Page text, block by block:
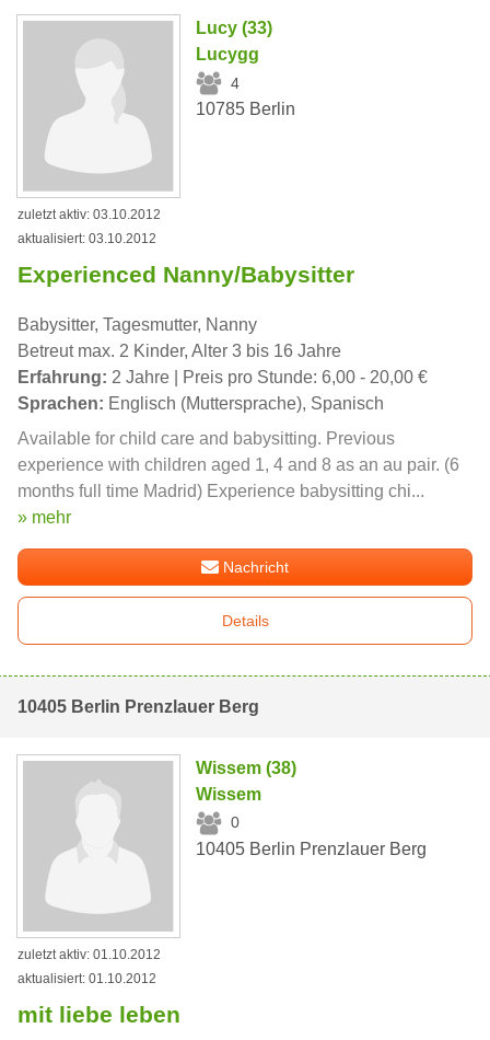
Lucy (33)
Lucygg
4
10785 Berlin
zuletzt aktiv: 03.10.2012
aktualisiert: 03.10.2012
Experienced Nanny/Babysitter
Babysitter, Tagesmutter, Nanny
Betreut max. 2 Kinder, Alter 3 bis 16 Jahre
Erfahrung: 2 Jahre | Preis pro Stunde: 6,00 - 20,00 €
Sprachen: Englisch (Muttersprache), Spanisch
Available for child care and babysitting. Previous
experience with children aged 1, 4 and 8 as an au pair. (6
months full time Madrid) Experience babysitting chi...
» mehr
Nachricht
Details
10405 Berlin Prenzlauer Berg
Wissem (38)
Wissem
0
10405 Berlin Prenzlauer Berg
zuletzt aktiv: 01.10.2012
aktualisiert: 01.10.2012
mit liebe leben